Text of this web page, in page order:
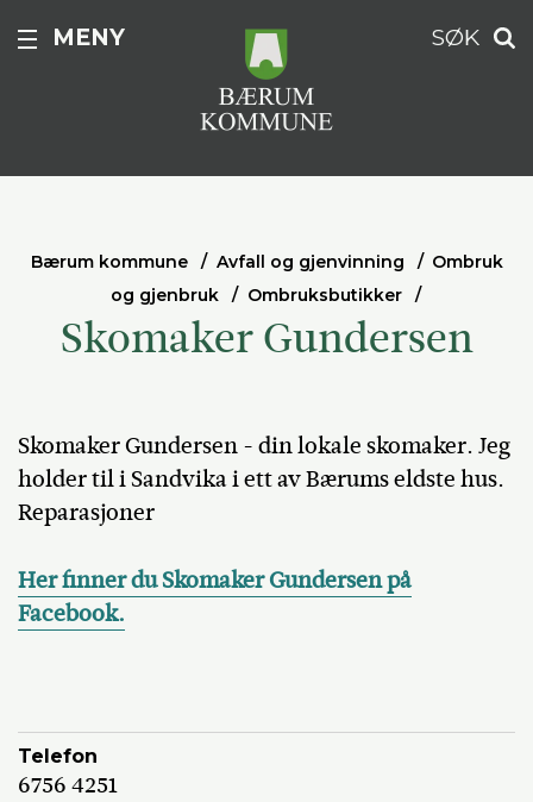
MENY SØK
Bærum kommune Avfall og gjenvinning
Ombruk
og gjenbruk
Ombruksbutikker
Skomaker Gundersen
Skomaker Gundersen - din lokale skomaker. Jeg
holder til i Sandvika i ett av Bærums eldste hus.
Reparasjoner
Her finner du Skomaker Gundersen på
Facebook.
Telefon
6756 4251